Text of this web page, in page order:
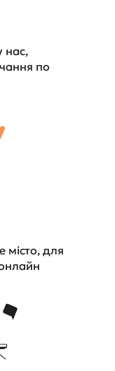
нас,
по
місто, для